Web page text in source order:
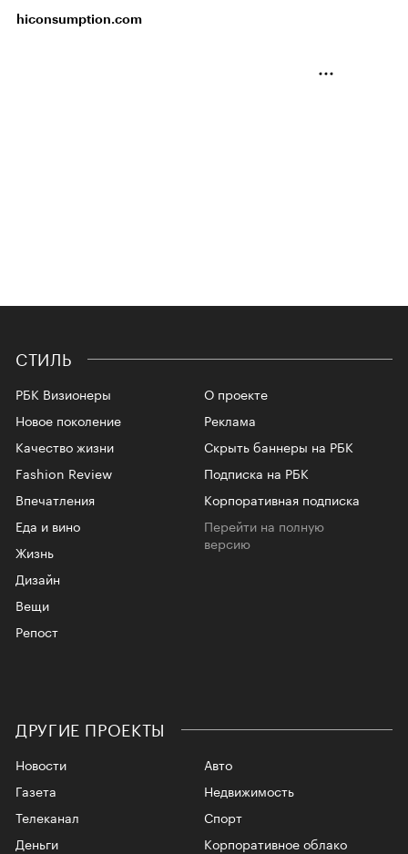
hiconsumption.com
СТИЛЬ
РБК Визионеры
Новое поколение
Качество жизни
Fashion Review
Впечатления
Еда и вино
Жизнь
Дизайн
Вещи
Репост
О проекте
Реклама
Скрыть баннеры на РБК
Подписка на РБК
Корпоративная подписка
Перейти на полную
версию
ДРУГИЕ ПРОЕКТЫ
Новости
Газета
Телеканал
Авто
Недвижимость
Спорт
Корпоративное облако
Деньги